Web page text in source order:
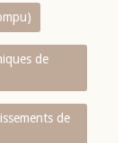
de
de